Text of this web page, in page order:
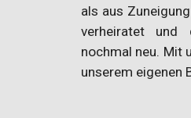
als aus
verheiratet und
nochmal neu. Mit
unserem eigenen